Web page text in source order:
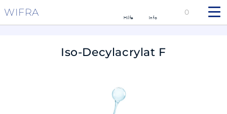
WIFRA Hilfe Info
0
Iso-Decylacrylat F